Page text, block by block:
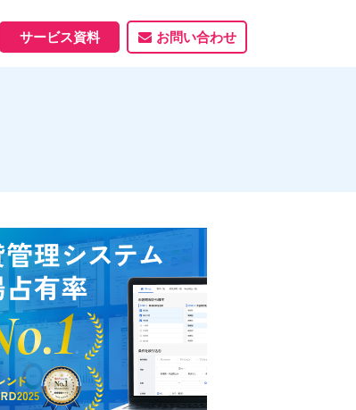
サービス資料 お問い合わせ